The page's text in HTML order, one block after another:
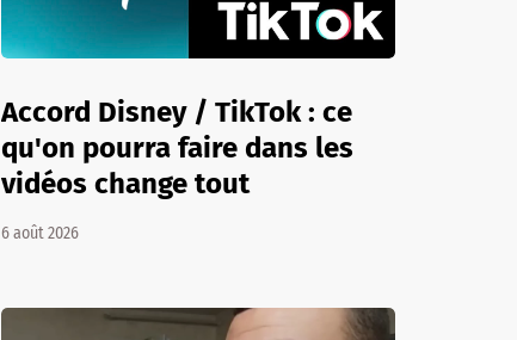
Accord Disney / TikTok : ce
qu'on pourra faire dans les
vidéos change tout
6 août 2026